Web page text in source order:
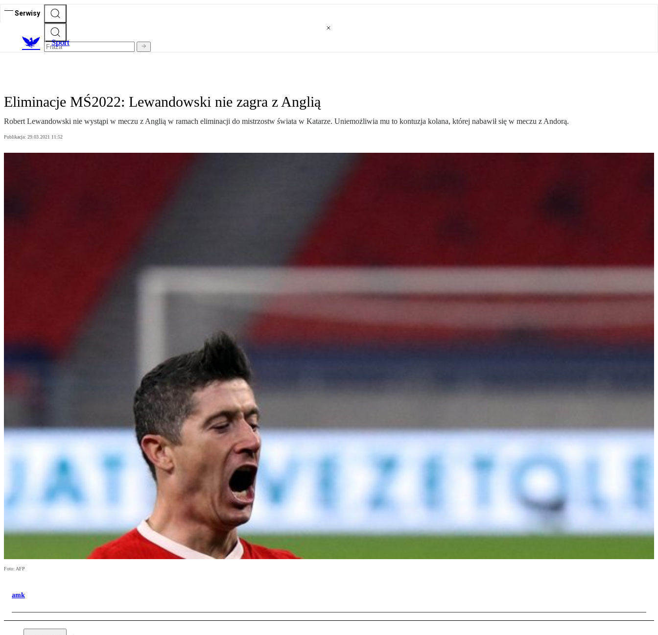
Serwisy
Sport
Eliminacje MŚ2022: Lewandowski nie zagra z Anglią
Robert Lewandowski nie wystąpi w meczu z Anglią w ramach eliminacji do mistrzostw świata w Katarze. Uniemożliwia mu to kontuzja kolana, której nabawił się w meczu z Andorą.
Publikacja: 29.03.2021 11:52
Foto: AFP
amk